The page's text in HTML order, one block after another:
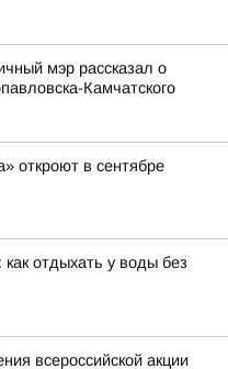
мэр рассказал о
Камчатского
откроют в сентябре
отдыхать у воды без
всероссийской акции